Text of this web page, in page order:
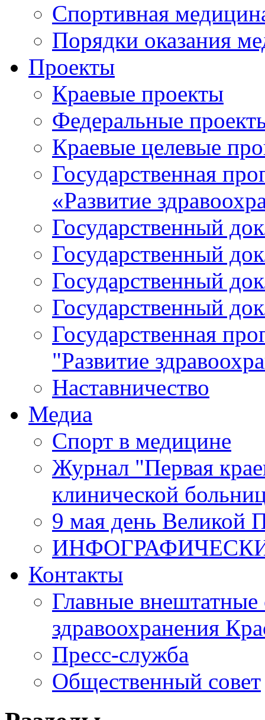
Спортивная
Порядки оказания
Проекты
Краевые проекты
Федеральные
Краевые целевые
Государственная
«Развитие
Государственный
Государственный
Государственный
Государственный
Государственная
"Развитие
Наставничество
Медиа
Спорт в медицине
Журнал "Первая
клинической
9 мая день Великой
Контакты
Главные внештатные
здравоохранения
Пресс-служба
Общественный совет